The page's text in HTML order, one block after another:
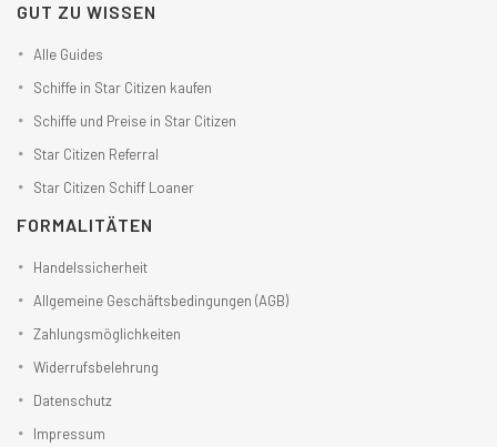
GUT ZU WISSEN
Alle Guides
Schiffe in Star Citizen kaufen
Schiffe und Preise in Star Citizen
Star Citizen Referral
Star Citizen Schiff Loaner
FORMALITÄTEN
Handelssicherheit
Allgemeine Geschäftsbedingungen (AGB)
Zahlungsmöglichkeiten
Widerrufsbelehrung
Datenschutz
Impressum